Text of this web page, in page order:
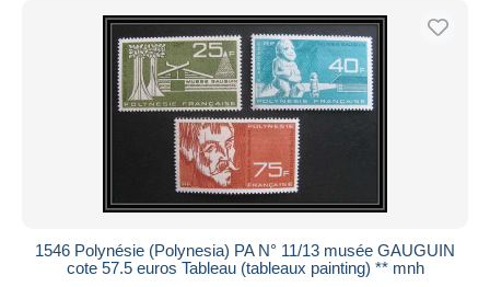
1546 Polynésie (Polynesia) PA N° 11/13 musée GAUGUIN
cote 57.5 euros Tableau (tableaux painting) ** mnh